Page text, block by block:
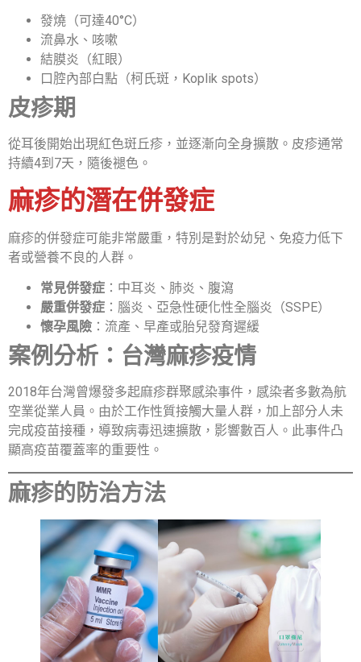
發燒（可達40°C）
流鼻水、咳嗽
結膜炎（紅眼）
口腔內部白點（柯氏斑，Koplik spots）
皮疹期
從耳後開始出現紅色斑丘疹，並逐漸向全身擴散。皮疹通常
持續4到7天，隨後褪色。
麻疹的潛在併發症
麻疹的併發症可能非常嚴重，特別是對於幼兒、免疫力低下
者或營養不良的人群。
常見併發症 ：中耳炎、肺炎、腹瀉
嚴重併發症 ：腦炎、亞急性硬化性全腦炎（SSPE）
懷孕風險 ：流產、早產或胎兒發育遲緩
案例分析：台灣麻疹疫情
2018年台灣曾爆發多起麻疹群聚感染事件，感染者多數為航
空業從業人員。由於工作性質接觸大量人群，加上部分人未
完成疫苗接種，導致病毒迅速擴散，影響數百人。此事件凸
顯高疫苗覆蓋率的重要性。
麻疹的防治方法